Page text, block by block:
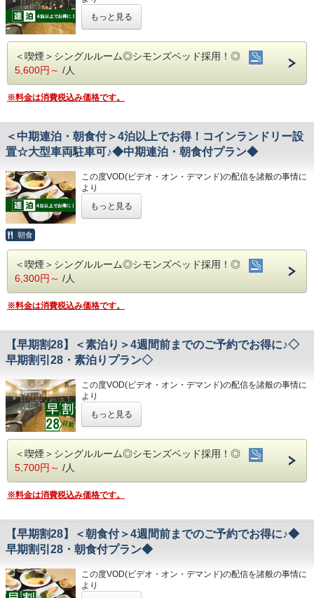
・高知龍馬空港…車で約25分
◇周辺観光◇
・高知城、高知城歴史博物館、ひろめ市場、日曜市…徒歩約
・お遍路(四国八十八ヶ所)
第30番札所 善楽寺…車で約15分
第33番札所 雪蹊寺…車で約20分
※駐車場は先着順になります
※満車の場合はホテル近くのコインパーキングをご案内いた
します
◇その他サービス◇
・全館無料Wi-Fi対応
・VOD(ビデオオンデマンド)設置(500円/泊)
・各種無料貸出グッズ
・レンタルサイクル
◇アクセス◇
・JR高知駅…徒歩5分
・高知龍馬空港…車で約25分
◇周辺観光◇
・高知城、高知城歴史博物館、ひろめ市場、日曜市…徒歩約
20分
第30番札所 善楽寺…車で約15分
第31番札所 竹林寺…車で約20分
⑤ホテルに隣接した平置き駐車場!大型車やバスも駐車可能
港屋の朝食は日替わりメニュー！
どちらもバランスの良い定食スタイルの朝食です！
お米は高知のブランド米を使用しており、なんとお替り自由
◇お風呂◇
広々とした大浴場は一日の疲れが癒やされると好評です!
旅の疲れを癒して下さい。男湯にはサウナも完備♪
営業時間
・男女大浴場/15:00～25:00/6:00～9:00
・男性用サウナ/15:00～24:00
◇駐車場◇
(700円/泊 ※車輌の大きさによって料金が異なります)
※大型車をご利用の場合は必ずご連絡ください
※駐車場は先着順になります
します
・全館無料Wi-Fi対応
・コインランドリー、乾燥機設置
・VOD(ビデオオンデマンド)設置(500円/泊)
・各種無料貸出グッズ
・24時間フロント対応
・JR高知駅…徒歩5分
・高知IC…車で約10分
・高知龍馬空港…車で約25分
20分
・繁華街…徒歩約15分/はりまや橋…徒歩約10分
第30番札所 善楽寺…車で約15分
第31番札所 竹林寺…車で約20分
第33番札所 雪蹊寺…車で約20分
りました。
今までご愛顧いただき、誠にありがとうございました。
何卒ご理解を賜りますようお願い申し上げます。
☆港屋自慢のサービス・ベッド・大浴場でおくつろぎくださ
い☆
★☆ひと目で分かる！ホテル港屋の５つの特徴☆★
①心のこもったアットホームなお客さま対応
③良質の睡眠をご提供!シモンズ社製ベッドを全洋室に採用
④広々とした男女大浴場!深夜は1時まで朝は6時00分から入
男湯にはサウナも!
こちらのプランには朝食は付いておりません。
広々とした大浴場は一日の疲れが癒やされると好評です!
旅の疲れを癒して下さい。男湯にはサウナも完備♪
・男性用サウナ/15:00～24:00
◇駐車場◇
・大型トラックやバスも駐車可能な専用平置き駐車場37台
完備。
(700円/泊 ※車輌の大きさによって料金が異なります)
※大型車をご利用の場合は必ずご連絡ください
※駐車場は先着順になります
・全館無料Wi-Fi対応
・コインランドリー、乾燥機設置
・VOD(ビデオオンデマンド)設置(500円/泊)
・24時間フロント対応
・JR高知駅…徒歩5分
・高知IC…車で約10分
・高知龍馬空港…車で約25分
もっと見る
＜喫煙＞シングルルーム◎シモンズベッド採用！◎
5,600円～ /人
※料金は消費税込み価格です。
＜中期連泊・朝食付＞4泊以上でお得！コインランドリー設
置☆大型車両駐車可♪◆中期連泊・朝食付プラン◆
この度VOD(ビデオ・オン・デマンド)の配信を諸般の事情に
より
りました。
今までご愛顧いただき、誠にありがとうございました。
★こちらは朝食付きのプランとなります★
★港屋自慢の朝定食を食べて朝から元気にご出発ください★
★☆ひと目で分かる！ホテル港屋の５つの特徴☆★
②JR高知駅から徒歩5分の好立地!
③良質の睡眠をご提供!シモンズ社製ベッドを全洋室に採用
④広々とした男女大浴場!深夜は1時まで朝は6時00分から入
浴可能
⑤ホテルに隣接した平置き駐車場!大型車やバスも駐車可能
チェックインの際にメニューをご確認いただき
お米は高知のブランド米を使用しており、なんとお替り自由
♪
広々とした大浴場は一日の疲れが癒やされると好評です!
旅の疲れを癒して下さい。男湯にはサウナも完備♪
営業時間
・男女大浴場/15:00～25:00/6:00～9:00
・男性用サウナ/15:00～24:00
もっと見る
朝食
＜喫煙＞シングルルーム◎シモンズベッド採用！◎
6,300円～ /人
※料金は消費税込み価格です。
【早期割28】＜素泊り＞4週間前までのご予約でお得に♪◇
早期割引28・素泊りプラン◇
この度VOD(ビデオ・オン・デマンド)の配信を諸般の事情に
より
りました。
今までご愛顧いただき、誠にありがとうございました。
何卒ご理解を賜りますようお願い申し上げます。
☆港屋自慢のサービス・ベッド・大浴場でおくつろぎくださ
い☆
★☆ひと目で分かる！ホテル港屋の５つの特徴☆★
①心のこもったアットホームなお客さま対応
②JR高知駅から徒歩5分の好立地!
④広々とした男女大浴場!深夜は1時まで朝は6時00分から入
浴可能
もっと見る
＜喫煙＞シングルルーム◎シモンズベッド採用！◎
5,700円～ /人
※料金は消費税込み価格です。
【早期割28】＜朝食付＞4週間前までのご予約でお得に♪◆
早期割引28・朝食付プラン◆
この度VOD(ビデオ・オン・デマンド)の配信を諸般の事情に
より